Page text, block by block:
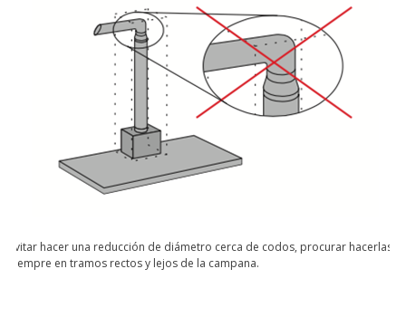
Evitar hacer una reducción de diámetro cerca de codos, procurar hacerlas
siempre en tramos rectos y lejos de la campana.